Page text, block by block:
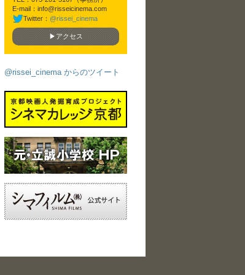
E-mail：info@risseicinema.com
Twitter： @rissei_cinema
▶アクセス
@rissei_cinema からのツイート